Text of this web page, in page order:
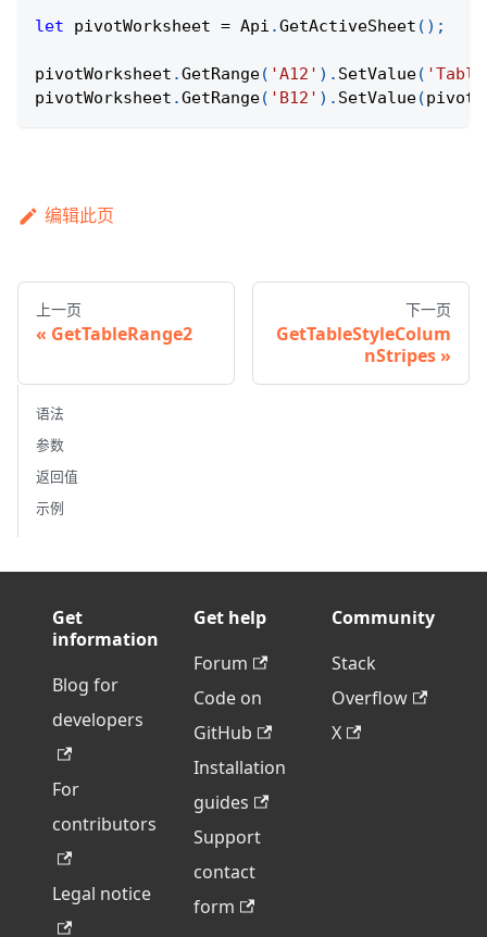
let pivotWorksheet = Api .GetActiveSheet ( ) ;
pivotWorksheet .GetRange( 'A12' ) . SetValue(
pivotWorksheet .GetRange( 'B12' ) . SetValue(
编辑此页
上一页
GetTableRange2
下一页
GetTableStyleColum
nStripes
语法
参数
返回值
示例
Get
information
Blog for
developers
For
contributors
Legal notice
Get help
Forum
Code on
GitHub
Installation
guides
Support
contact
form
Community
Stack
Overflow
X